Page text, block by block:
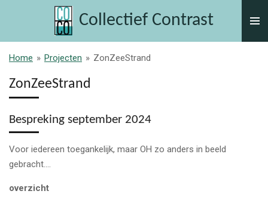
naar
de
Collectief Contrast
Home » Projecten » ZonZeeStrand
ZonZeeStrand
Bespreking september 2024
Voor iedereen toegankelijk, maar OH zo anders in beeld
gebracht....
overzicht